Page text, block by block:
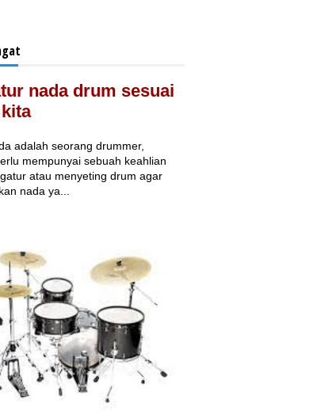
nada drum sesuai
adalah seorang drummer,
mempunyai sebuah keahlian
atau menyeting drum agar
nada ya...